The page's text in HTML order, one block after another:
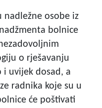
nadležne osobe iz
bolnice
o rješavanju
i uvijek dosad, a
radnika koje su u
će poštivati